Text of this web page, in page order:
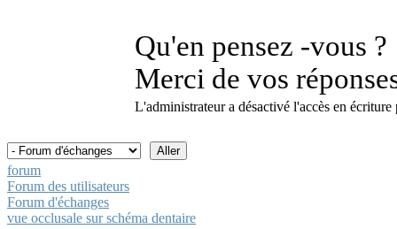
Qu'en pensez -vous ?
Merci de vos
L'administrateur a désactivé l'accès en
forum
Forum des utilisateurs
Forum d'échanges
vue occlusale sur schéma dentaire